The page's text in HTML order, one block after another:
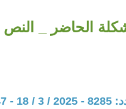
الحاضر _ النص